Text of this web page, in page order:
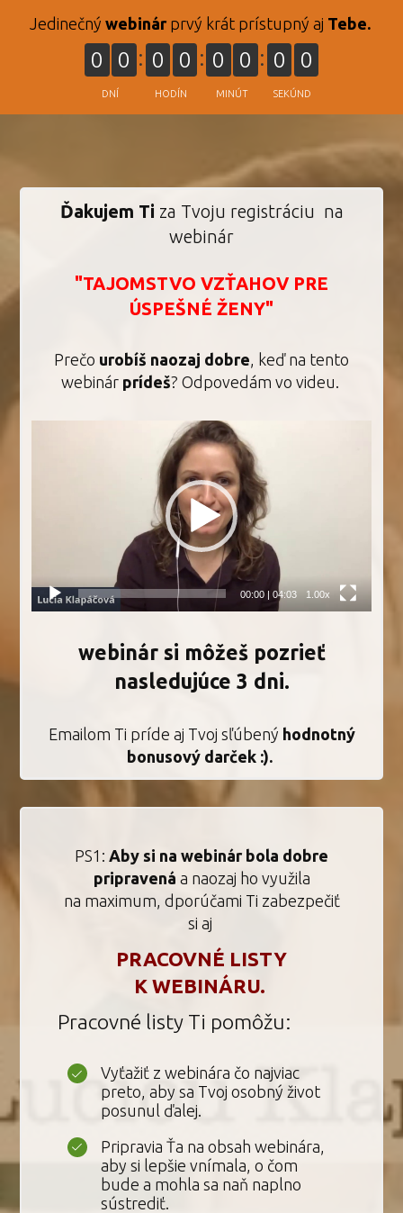
Jedinečný webinárprvý krát prístupný aj Tebe.
0 0
DNÍ
0 0
HODÍN
0 0
MINÚT
0 0
SEKÚND
Ďakujem Ti za Tvoju registráciu na
webinár
"TAJOMSTVO VZŤAHOV PRE
ÚSPEŠNÉ ŽENY"
Prečo urobíš naozaj dobre, keď na tento
webinár prídeš? Odpovedám vo videu.
00:00| 04:03 1.00x
webinár si môžeš pozrieť
nasledujúce 3 dni.
Emailom Ti príde aj Tvoj sľúbený hodnotný
bonusový darček :).
PS1: Aby si na webinár bola dobre
pripravená a naozaj ho využila
na maximum, dporúčami Ti zabezpečiť
si aj
PRACOVNÉ LISTY
K WEBINÁRU.
Pracovné listy Ti pomôžu:
Vyťažiť z webinára čo najviac
preto, aby sa Tvoj osobný život
posunul ďalej.
Pripravia Ťa na obsah webinára,
aby si lepšie vnímala, o čom
bude a mohla sa naň naplno
sústrediť.